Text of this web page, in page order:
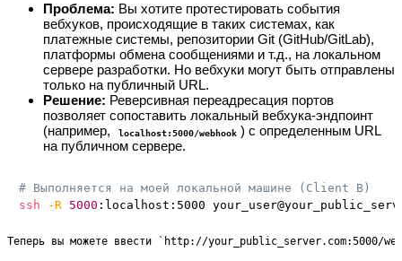
Проблема: Вы хотите протестировать события
вебхуков, происходящие в таких системах, как
платежные системы, репозитории Git (GitHub/GitLab),
платформы обмена сообщениями и т.д., на локальном
сервере разработки. Но вебхуки могут быть отправлены
только на публичный URL.
Решение: Реверсивная переадресация портов
позволяет сопоставить локальный вебхука-эндпоинт
(например,
localhost:5000/webhook ) с определенным URL
на публичном сервере.
# Выполняется на моей локальной машине (Client B)
ssh
-R 5000
Теперь вы можете ввести `http://your_public_server.com:5000/